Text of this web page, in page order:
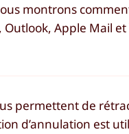
montrons
Apple Mail
permettent de
d’annulation est